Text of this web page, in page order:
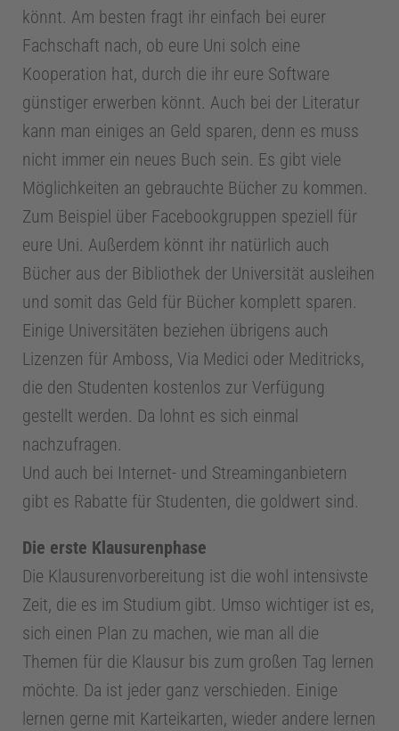
I
n
f
o
C
e
n
t
e
r
1
0
0
J
könnt. Am besten fragt ihr einfach bei eurer
Fachschaft nach, ob eure Uni solch eine
Kooperation hat, durch die ihr eure Software
günstiger erwerben könnt. Auch bei der Literatur
kann man einiges an Geld sparen, denn es muss
nicht immer ein neues Buch sein. Es gibt viele
Möglichkeiten an gebrauchte Bücher zu kommen.
Zum Beispiel über Facebookgruppen speziell für
eure Uni. Außerdem könnt ihr natürlich auch
Bücher aus der Bibliothek der Universität ausleihen
und somit das Geld für Bücher komplett sparen.
Einige Universitäten beziehen übrigens auch
Lizenzen für Amboss, Via Medici oder Meditricks,
die den Studenten kostenlos zur Verfügung
gestellt werden. Da lohnt es sich einmal
nachzufragen.
Und auch bei Internet- und Streaminganbietern
gibt es Rabatte für Studenten, die goldwert sind.
Die erste Klausurenphase
Die Klausurenvorbereitung ist die wohl intensivste
Zeit, die es im Studium gibt. Umso wichtiger ist es,
sich einen Plan zu machen, wie man all die
Themen für die Klausur bis zum großen Tag lernen
möchte. Da ist jeder ganz verschieden. Einige
lernen gerne mit Karteikarten, wieder andere lernen